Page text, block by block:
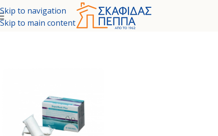
Skip to navigation
Skip to main content
- ΧΗΜΙΚΑ ΜΟΝΩΤΙΚΑ/ΚΑΘΑΡΙΣΤΙΚΑ - ΧΗΜΙΚΑ